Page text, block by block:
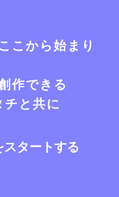
こから始まり
作できる
と共に
タートする